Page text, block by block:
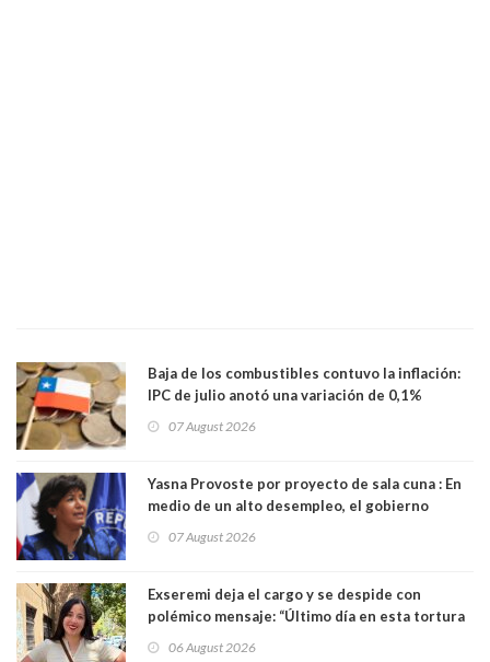
Baja de los combustibles contuvo la inflación:
IPC de julio anotó una variación de 0,1%
07 August 2026
Yasna Provoste por proyecto de sala cuna : En
medio de un alto desempleo, el gobierno
07 August 2026
Exseremi deja el cargo y se despide con
polémico mensaje: “Último día en esta tortura
06 August 2026